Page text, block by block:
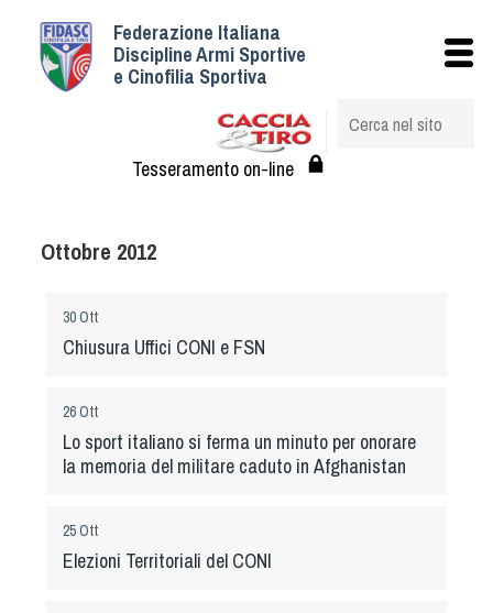
Federazione Italiana
Discipline Armi Sportive
e Cinofilia Sportiva
Tesseramento on-line
Ottobre 2012
30 Ott
Chiusura Uffici CONI e FSN
26 Ott
Lo sport italiano si ferma un minuto per onorare
la memoria del militare caduto in Afghanistan
25 Ott
Elezioni Territoriali del CONI
Istituzionale
Struttura
Albo Veterinari federali
Tesserati
Scuole Federali